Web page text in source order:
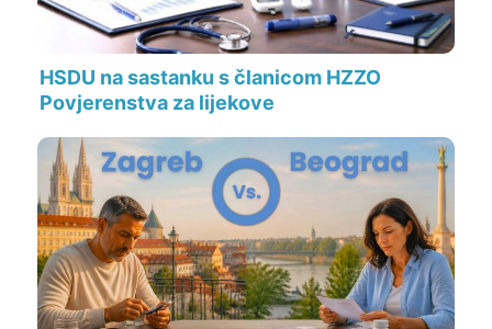
HSDU na sastanku s članicom HZZO
Povjerenstva za lijekove